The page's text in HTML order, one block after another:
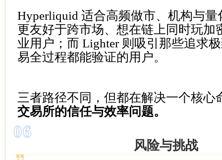
Hyperliquid 适合高频做市、机构与量
更友好于跨市场、想在链上同时玩加
业用户；而 Lighter 则吸引那些追求
易全过程都能验证的用户。
三者路径不同，但都在解决一个核
交易所的信任与效率问题。
06
风险与挑战